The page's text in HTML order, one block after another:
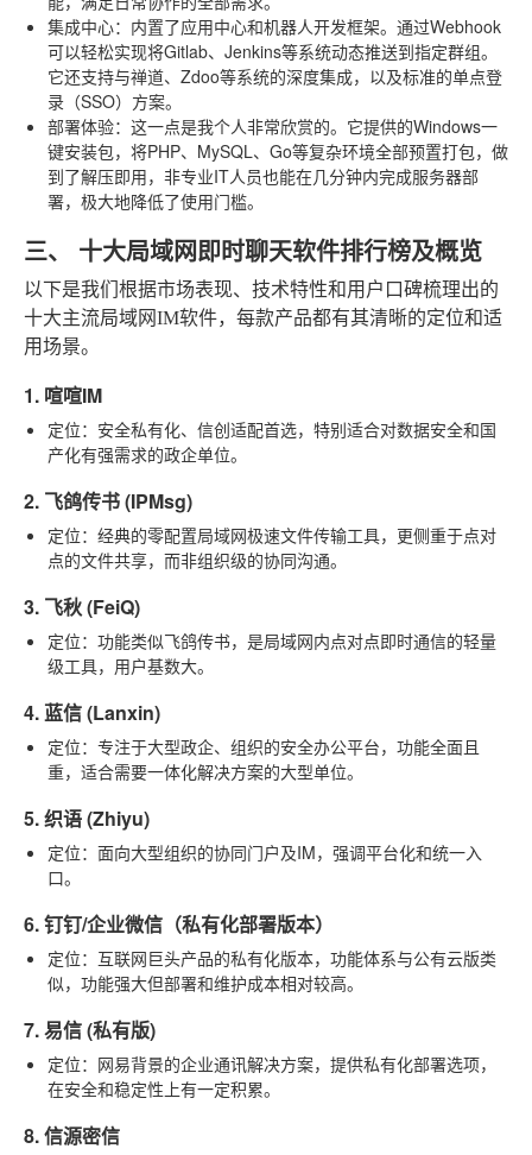
集成中心：内置了应用中心和机器人开发框架。通过Webhook
可以轻松实现将Gitlab、Jenkins等系统动态推送到指定群组。
它还支持与禅道、Zdoo等系统的深度集成，以及标准的单点登
录（SSO）方案。
部署体验：这一点是我个人非常欣赏的。它提供的Windows一
键安装包，将PHP、MySQL、Go等复杂环境全部预置打包，做
到了解压即用，非专业IT人员也能在几分钟内完成服务器部
署，极大地降低了使用门槛。
三、 十大局域网即时聊天软件排行榜及概览
以下是我们根据市场表现、技术特性和用户口碑梳理出的
十大主流局域网IM软件，每款产品都有其清晰的定位和适
用场景。
1. 喧喧IM
定位：安全私有化、信创适配首选，特别适合对数据安全和国
产化有强需求的政企单位。
2. 飞鸽传书 (IPMsg)
定位：经典的零配置局域网极速文件传输工具，更侧重于点对
点的文件共享，而非组织级的协同沟通。
3. 飞秋 (FeiQ)
定位：功能类似飞鸽传书，是局域网内点对点即时通信的轻量
级工具，用户基数大。
4. 蓝信 (Lanxin)
定位：专注于大型政企、组织的安全办公平台，功能全面且
重，适合需要一体化解决方案的大型单位。
5. 织语 (Zhiyu)
定位：面向大型组织的协同门户及IM，强调平台化和统一入
口。
6. 钉钉/企业微信（私有化部署版本）
定位：互联网巨头产品的私有化版本，功能体系与公有云版类
似，功能强大但部署和维护成本相对较高。
7. 易信 (私有版)
定位：网易背景的企业通讯解决方案，提供私有化部署选项，
在安全和稳定性上有一定积累。
8. 信源密信